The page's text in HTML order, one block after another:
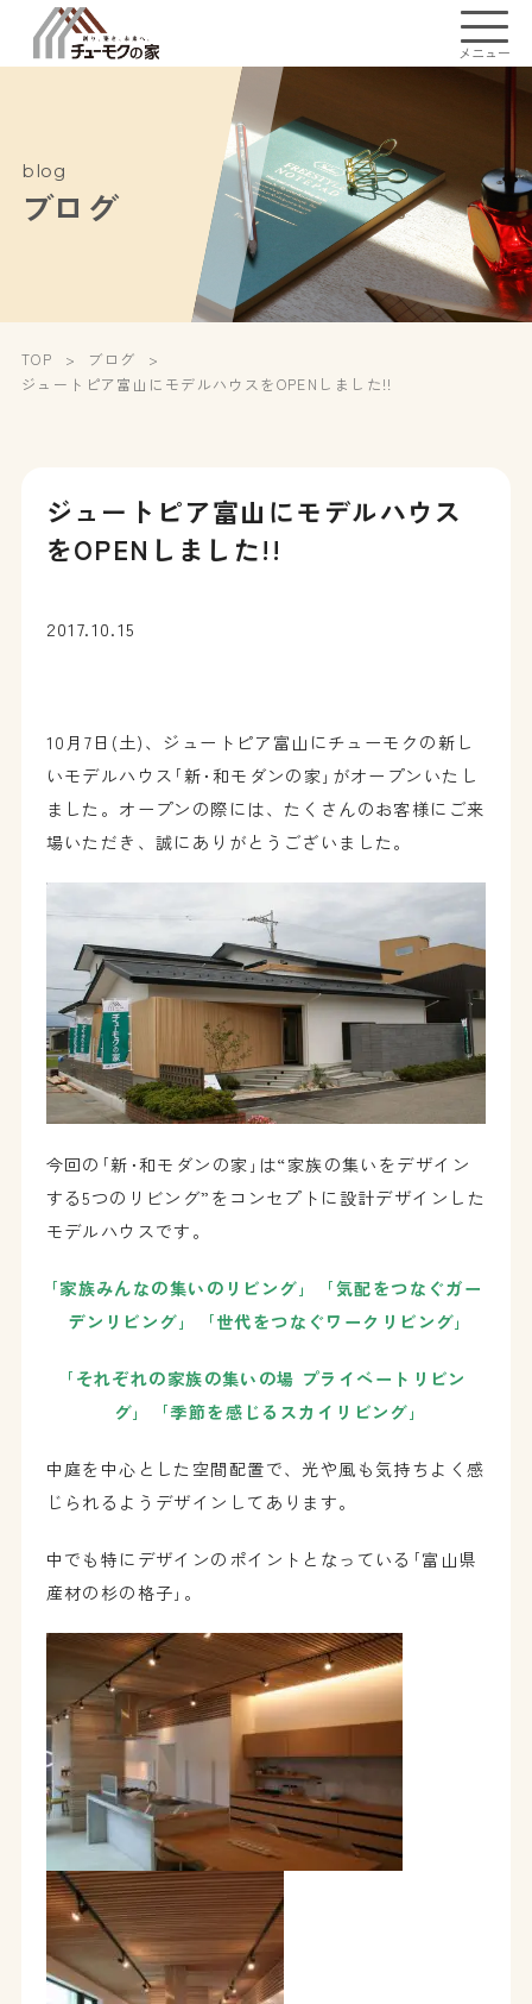
メニュー
blog
ブログ
TOP
ブログ
ジュートピア富山にモデルハウスをOPENしました!!
ジュートピア富山にモデルハウス
をOPENしました!!
2017.10.15
10月7日(土)、ジュートピア富山にチューモクの新し
いモデルハウス｢新･和モダンの家｣がオープンいたし
ました。オープンの際には、たくさんのお客様にご来
場いただき、誠にありがとうございました。
今回の｢新･和モダンの家｣は“家族の集いをデザイン
する5つのリビング”をコンセプトに設計デザインした
モデルハウスです。
｢家族みんなの集いのリビング｣ ｢気配をつなぐガー
デンリビング｣ ｢世代をつなぐワークリビング｣
｢それぞれの家族の集いの場 プライベートリビン
グ｣ ｢季節を感じるスカイリビング｣
中庭を中心とした空間配置で、光や風も気持ちよく感
じられるようデザインしてあります。
中でも特にデザインのポイントとなっている｢富山県
産材の杉の格子｣。